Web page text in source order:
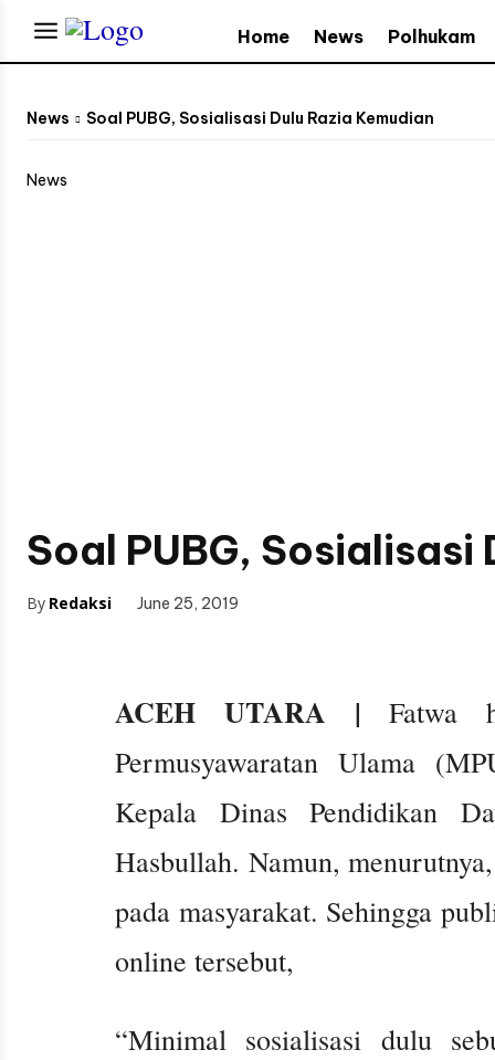
Home News Polhukam
News Soal PUBG, Sosialisasi Dulu Razia Kemudian
News
Soal PUBG, Sosialisasi
By Redaksi June 25, 2019
ACEH UTARA | Fatwa
Permusyawaratan Ulama
Kepala Dinas Pendidikan
Hasbullah. Namun,
pada masyarakat. Sehingga
online tersebut,
“Minimal sosialisasi dulu